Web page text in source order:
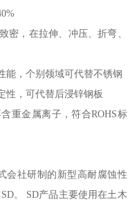
密，在拉伸、冲压、折弯、
能，个别领域可代替不锈钢
性，可代替后浸锌钢板
重金属离子，符合ROHS标
会社研制的新型高耐腐蚀性
。 SD产品主要使用在土木